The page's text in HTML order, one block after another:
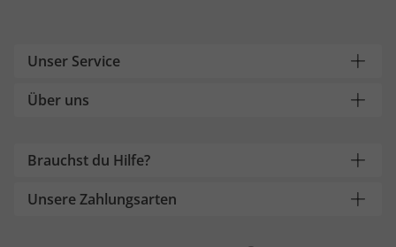
Unser Service
Über uns
Brauchst du Hilfe?
Unsere Zahlungsarten